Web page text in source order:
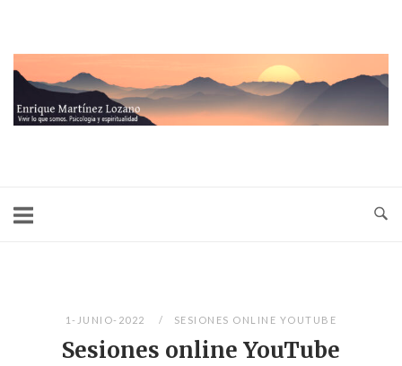
contenido
1-JUNIO-2022 SESIONES ONLINE YOUTUBE
Sesiones online YouTube